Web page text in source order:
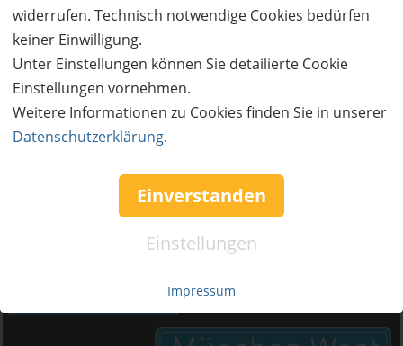
widerrufen. Technisch notwendige Cookies bedürfen
keiner Einwilligung.
Unter Einstellungen können Sie detailierte Cookie
Einstellungen vornehmen.
Weitere Informationen zu Cookies finden Sie in unserer
Datenschutzerklärung.
Einverstanden
Einstellungen
Impressum